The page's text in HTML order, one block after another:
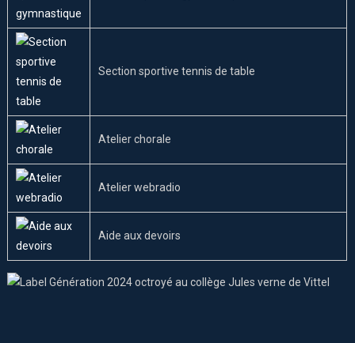
Section sportive tennis de table
Atelier chorale
Atelier webradio
Aide aux devoirs